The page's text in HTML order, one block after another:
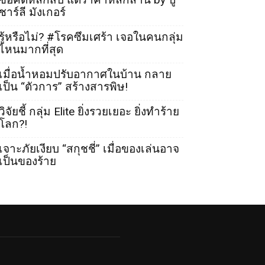
าร์ลี มังเกอร์
หรือไม่? #โรคซึมเศร้า เจอในคนกลุ่ม
หนมากที่สุด
มื่อน้ำหอมปรับอากาศในบ้าน กลาย
ป็น “ตัวการ” สร้างสารพิษ!
จัยชี้ กลุ่ม Elite ยิ่งรวยเยอะ ยิ่งทำร้าย
ลก?!
จาะภัยเงียบ “สกุชชี่” เมื่อของเล่นอาจ
ป็นของร้าย